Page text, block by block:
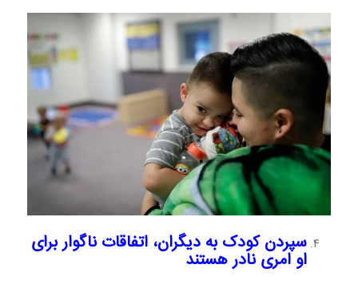
سپردن کودک به دیگران، اتفاقات ناگوار برای
او امری نادر هستند